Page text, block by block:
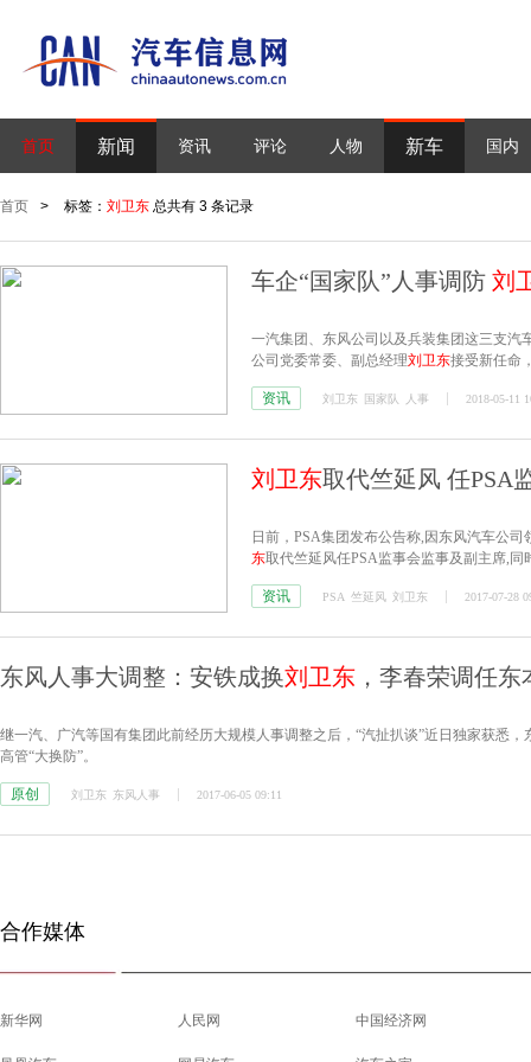
首页 新闻 资讯 评论 人物 新车 国内
首页 > 标签： 刘卫东 总共有 3 条记录
车企“国家队”人事调防 刘
一汽集团、东风公司以及兵装集团这三支汽
公司党委常委、副总经理刘卫东接受新任命
资讯 刘卫东 国家队 人事 2018-05-11
刘卫东取代竺延风 任PSA
日前，PSA集团发布公告称,因东风汽车公
东取代竺延风任PSA监事会监事及副主席,
月“大动作”的后续。
资讯 PSA 竺延风 刘卫东 2017-07-28
东风人事大调整：安铁成换刘卫东 ，李春荣调任东
继一汽、广汽等国有集团此前经历大规模人事调整之后，“汽扯扒谈”近日独家获悉
高管“大换防”。
原创 刘卫东 东风人事 2017-06-05 09:11
合作媒体
新华网 人民网 中国经济网